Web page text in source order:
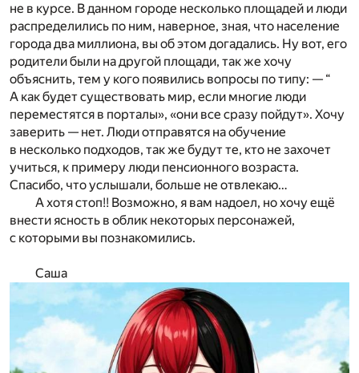
не в курсе. В данном городе несколько площадей и люди
распределились по ним, наверное, зная, что население
города два миллиона, вы об этом догадались. Ну вот, его
родители были на другой площади, так же хочу
объяснить, тем у кого появились вопросы по типу: — “
А как будет существовать мир, если многие люди
переместятся в порталы», «они все сразу пойдут». Хочу
заверить — нет. Люди отправятся на обучение
в несколько подходов, так же будут те, кто не захочет
учиться, к примеру люди пенсионного возраста.
Спасибо, что услышали, больше не отвлекаю…
А хотя стоп!! Возможно, я вам надоел, но хочу ещё
внести ясность в облик некоторых персонажей,
с которыми вы познакомились.
Саша